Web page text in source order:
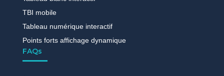
TBI mobile
Tableau numérique interactif
Points forts affichage dynamique
FAQs